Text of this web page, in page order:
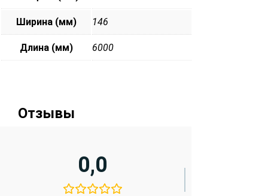
Ширина (мм) 146
Длина (мм) 6000
Отзывы
0,0